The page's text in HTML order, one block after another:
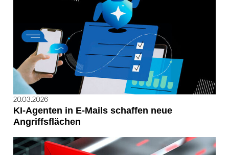
20.03.2026
KI-Agenten in E-Mails schaffen neue
Angriffsflächen